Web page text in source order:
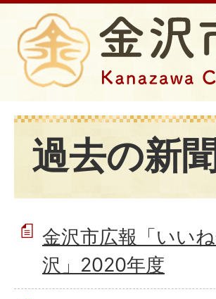
過去の新
金沢市広報「いい
沢」2020年度